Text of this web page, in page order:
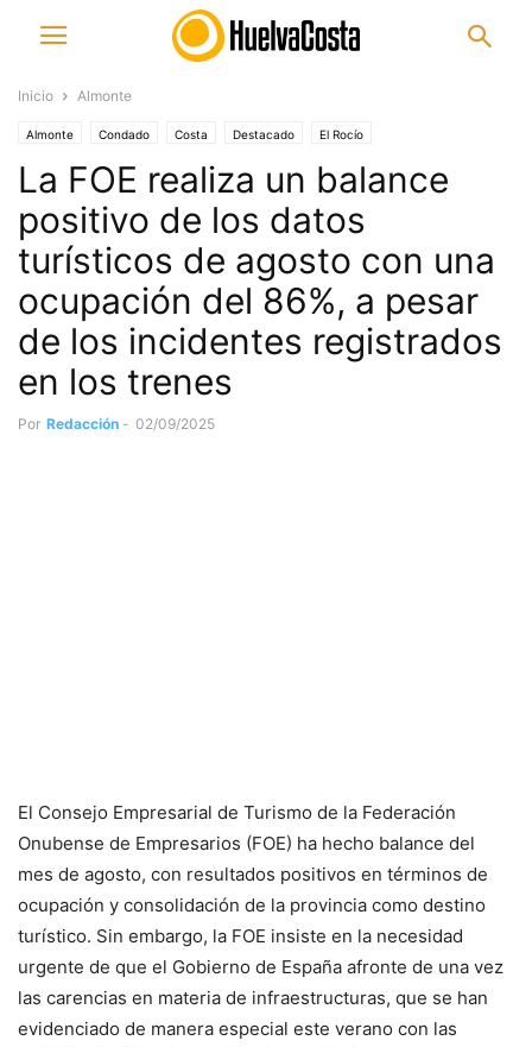
Inicio Almonte
Almonte Condado Costa Destacado El Rocío
Sierra de Aracena y Picos de Aroche Sierra de Huelva
La FOE realiza un balance
positivo de los datos
turísticos de agosto con una
ocupación del 86%, a pesar
de los incidentes registrados
en los trenes
Por Redacción - 02/09/2025
El Consejo Empresarial de Turismo de la Federación
Onubense de Empresarios (FOE) ha hecho balance del
mes de agosto, con resultados positivos en términos de
ocupación y consolidación de la provincia como destino
turístico. Sin embargo, la FOE insiste en la necesidad
urgente de que el Gobierno de España afronte de una vez
las carencias en materia de infraestructuras, que se han
evidenciado de manera especial este verano con las